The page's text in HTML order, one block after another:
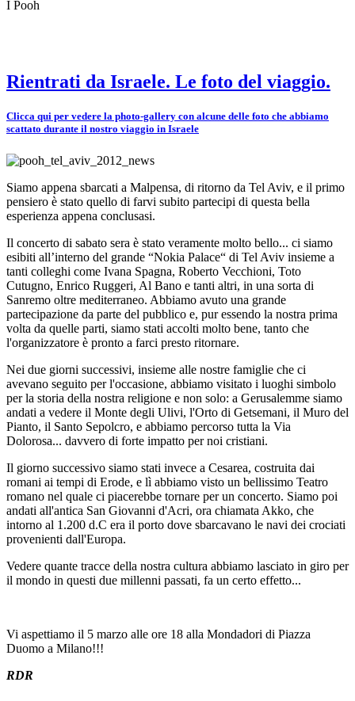
I Pooh
Rientrati da Israele. Le foto del viaggio.
Clicca qui per vedere la photo-gallery con alcune delle foto che abbiamo
scattato durante il nostro viaggio in Israele
Siamo appena sbarcati a Malpensa, di ritorno da Tel Aviv, e il primo
pensiero è stato quello di farvi subito partecipi di questa bella
esperienza appena conclusasi.
Il concerto di sabato sera è stato veramente molto bello... ci siamo
esibiti all’interno del grande “Nokia Palace“ di Tel Aviv insieme a
tanti colleghi come Ivana Spagna, Roberto Vecchioni, Toto
Cutugno, Enrico Ruggeri, Al Bano e tanti altri, in una sorta di
Sanremo oltre mediterraneo. Abbiamo avuto una grande
partecipazione da parte del pubblico e, pur essendo la nostra prima
volta da quelle parti, siamo stati accolti molto bene, tanto che
l'organizzatore è pronto a farci presto ritornare.
Nei due giorni successivi, insieme alle nostre famiglie che ci
avevano seguito per l'occasione, abbiamo visitato i luoghi simbolo
per la storia della nostra religione e non solo: a Gerusalemme siamo
andati a vedere il Monte degli Ulivi, l'Orto di Getsemani, il Muro del
Pianto, il Santo Sepolcro, e abbiamo percorso tutta la Via
Dolorosa... davvero di forte impatto per noi cristiani.
Il giorno successivo siamo stati invece a Cesarea, costruita dai
romani ai tempi di Erode, e lì abbiamo visto un bellissimo Teatro
romano nel quale ci piacerebbe tornare per un concerto. Siamo poi
andati all'antica San Giovanni d'Acri, ora chiamata Akko, che
intorno al 1.200 d.C era il porto dove sbarcavano le navi dei crociati
provenienti dall'Europa.
Vedere quante tracce della nostra cultura abbiamo lasciato in giro per
il mondo in questi due millenni passati, fa un certo effetto...
Vi aspettiamo il 5 marzo alle ore 18 alla Mondadori di Piazza
Duomo a Milano!!!
RDR